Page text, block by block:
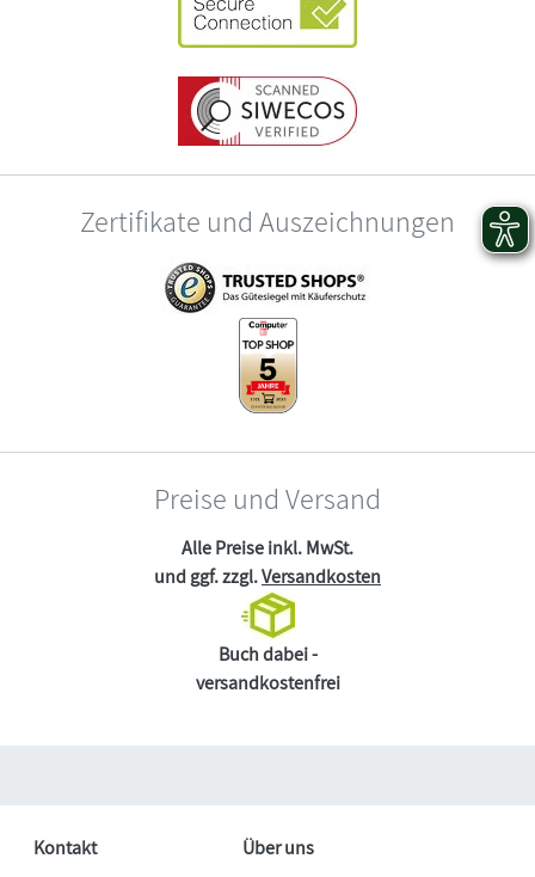
Zertifikate und Auszeichnungen
Preise und Versand
Alle Preise inkl. MwSt.
und ggf. zzgl.Versandkosten
Buch dabei -
versandkostenfrei
Kontakt Über uns